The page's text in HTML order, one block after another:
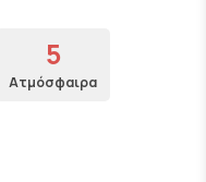
5
Ατμόσφαιρα